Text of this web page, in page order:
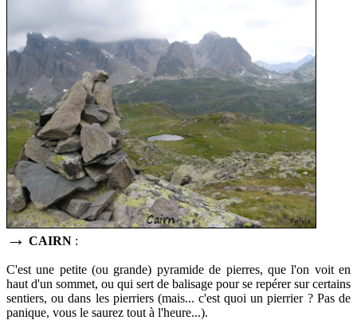
→ CAIRN :
C'est une petite (ou grande) pyramide de pierres, que l'on voit en
haut d'un sommet, ou qui sert de balisage pour se repérer sur certains
sentiers, ou dans les pierriers (mais... c'est quoi un pierrier ? Pas de
panique, vous le saurez tout à l'heure...).